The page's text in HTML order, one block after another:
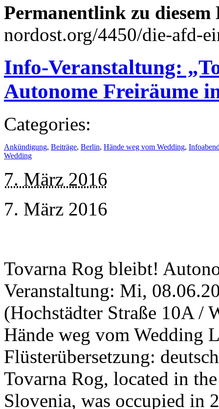
Permanentlink zu
nordost.org/4450/die-afd-
Info-Veranstaltung:
Autonome Freiräume
Categories:
Ankündigung, Beiträge, Berlin, Hände weg vom Wedding,
Wedding
7. März 2016
7. März 2016
Tovarna Rog bleibt!
Veranstaltung: Mi,
(Hochstädter Straße 10A /
Hände weg vom Wedding
Flüsterübersetzung:
Tovarna Rog, located in
Slovenia, was occupied in